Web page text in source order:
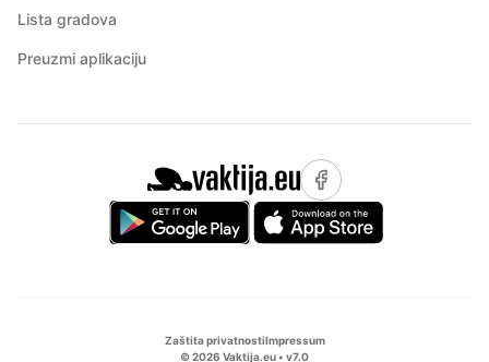
Lista gradova
Preuzmi aplikaciju
Zaštita privatnostiImpressum
©2026 Vaktija.eu • v7.0